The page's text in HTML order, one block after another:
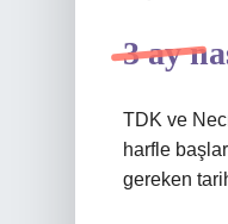
3 ay
TDK ve
harfle
gereken